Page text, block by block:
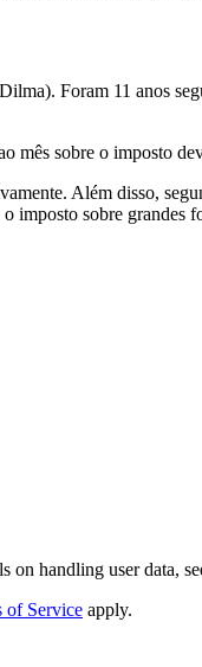
Foram 11 anos
mês sobre o imposto
Além disso,
imposto sobre grandes
on handling user data,
of Service apply.